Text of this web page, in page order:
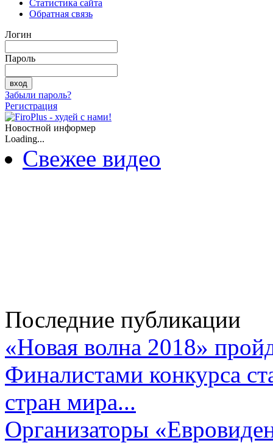
Статистика сайта
Обратная связь
Логин
Пароль
Забыли пароль?
Регистрация
Новостной информер
Loading...
Свежее видео
Последние публикации
«Новая волна 2018»
Финалистами конкурса
стран мира...
Организаторы